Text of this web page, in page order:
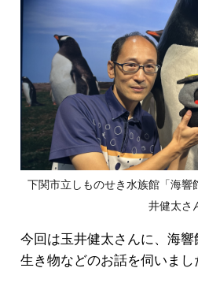
下関市立しものせき水族館「海響
井健太さ
今回は玉井健太さんに、海
生き物などのお話を伺いまし